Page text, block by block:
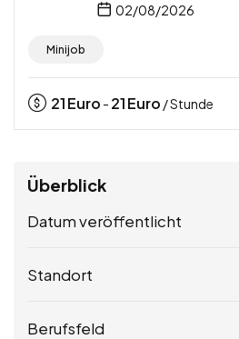
02/08/2026
Minijob
21Euro - 21Euro / Stunde
Überblick
Datum veröffentlicht
Standort
Berufsfeld